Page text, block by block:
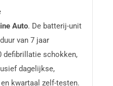
Auto. De batterij-unit
van 7 jaar
defibrillatie schokken,
dagelijkse,
kwartaal zelf-testen.